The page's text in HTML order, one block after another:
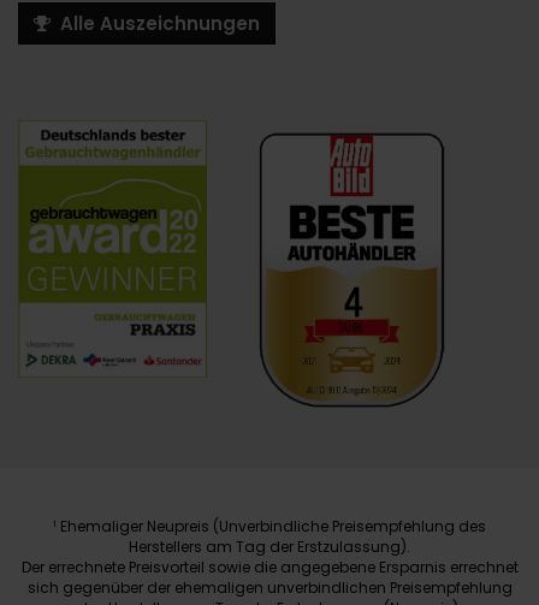
Alle Auszeichnungen
1 Ehemaliger Neupreis (Unverbindliche Preisempfehlung des
Herstellers am Tag der Erstzulassung).
Der errechnete Preisvorteil sowie die angegebene Ersparnis errechnet
sich gegenüber der ehemaligen unverbindlichen Preisempfehlung